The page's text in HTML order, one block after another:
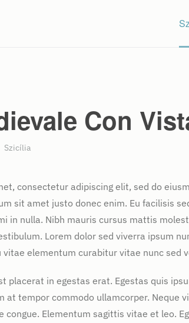
Con
Szicília
consectetur adipiscing elit, sed do
sit amet justo donec enim. Eu facilisis
in nulla. Nibh mauris cursus mattis
Lorem dolor sed viverra ipsum
elementum curabitur vitae nunc sed
placerat in egestas erat. Egestas quis
at tempor commodo ullamcorper. Neque
congue. Elementum sagittis vitae et leo.